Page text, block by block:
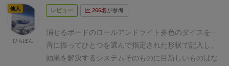
レビュー 266名が参考
消せるボードのロールアンドライト 多色のダイスを一
斉に振ってひとつを選んで指定された形状で記入し、
効果を解決する システムそのものに目新しいものはな
仙人
ひらぽん